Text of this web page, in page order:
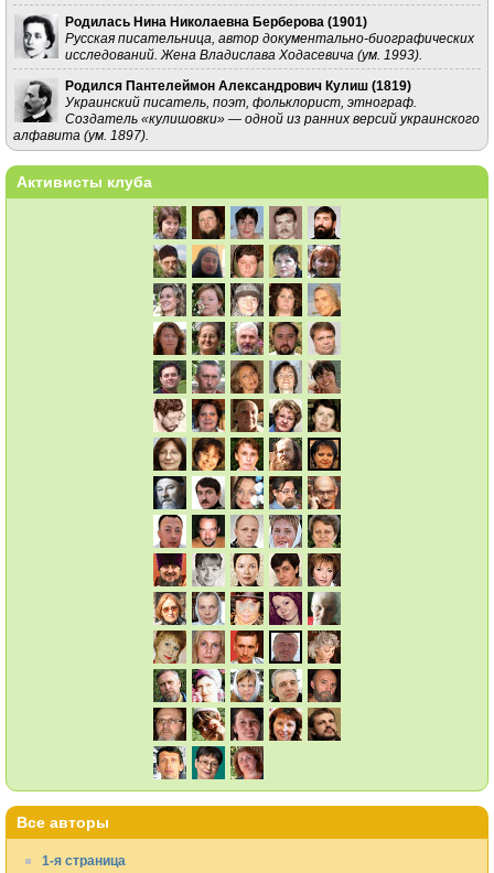
Родилась Нина Николаевна Берберова (1901)
Русская писательница, автор документально-биографических
исследований. Жена Владислава Ходасевича (ум. 1993).
Родился Пантелеймон Александрович Кулиш (1819)
Украинский писатель, поэт, фольклорист, этнограф.
Создатель «кулишовки» — одной из ранних версий украинского
алфавита (ум. 1897).
Активисты клуба
Все авторы
1-я страница